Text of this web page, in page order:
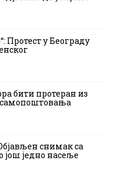
Протест у Београду
бити протеран из
самопоштовања
снимак са
још једно насеље